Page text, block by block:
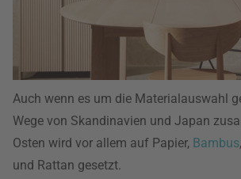
Auch wenn es um die Materialauswahl
Wege von Skandinavien und Japan
Osten wird vor allem auf Papier, Bambus
und Rattan gesetzt.